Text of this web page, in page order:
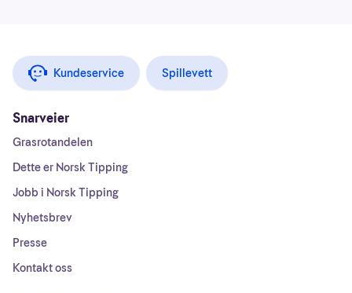
Kundeservice Spillevett
Snarveier
Grasrotandelen
Dette er Norsk Tipping
Jobb i Norsk Tipping
Nyhetsbrev
Presse
Kontakt oss